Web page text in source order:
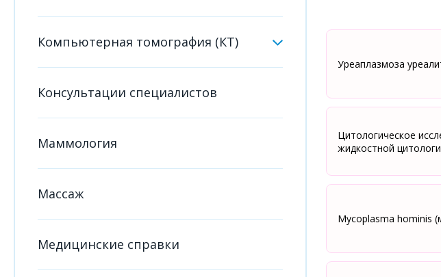
Компьютерная томография (КТ)
Консультации специалистов
Маммология
Массаж
Медицинские справки
Уреаплазмоза
Цитологическое
жидкостной
Mycoplasma hominis